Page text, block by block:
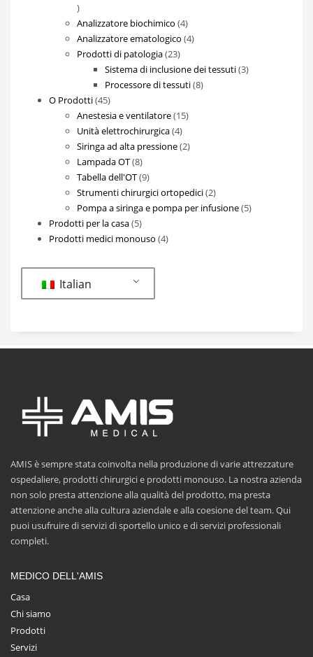
2
prodotti
Analizzatore biochimico 44
prodotti
Analizzatore ematologico 44
Prodotti di patologia 2323
prodotti
Sistema di inclusione dei tessuti 33
Processore di tessuti 88
O Prodotti 4545
prodotti
Anestesia e ventilatore 1515
Unità elettrochirurgica 44
prodotti
Siringa ad alta pressione 22
Lampada OT 88
prodotti
Tabella dell'OT 99
prodotti
Strumenti chirurgici ortopedici 22
prodotti
Pompa a siringa e pompa per infusione 55
Prodotti per la casa 55
prodotti
Prodotti medici monouso 44
Italian
AMIS è sempre stata coinvolta nella produzione di varie attrezzature
ospedaliere, prodotti chirurgici e prodotti monouso. La nostra azienda
non solo presta attenzione alla qualità del prodotto, ma presta
attenzione anche alla cultura aziendale e alla coesione del team. Qui
puoi usufruire di servizi di sportello unico e di servizi professionali
completi.
MEDICO DELL'AMIS
Casa
Chi siamo
Prodotti
Servizi